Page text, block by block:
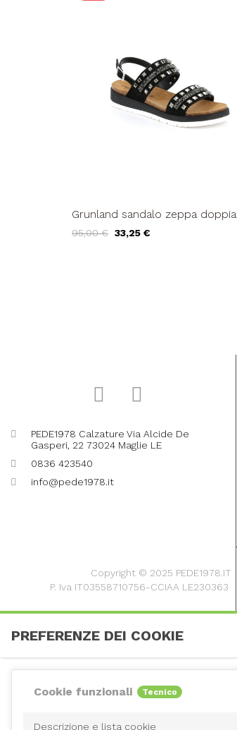
Grunland sandalo zeppa doppia
95,00 € 33,25 €
PEDE1978 Calzature Via Alcide De
Gasperi, 22 73024 Maglie LE
0836 423540
info@pede1978.it
Copyright © 2025 PEDE1978.IT
P. Iva IT03558710756-CCIAA LE230363
PREFERENZE DEI COOKIE
Cookie funzionali Tecnico
Descrizione e lista cookie